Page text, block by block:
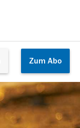
Zum Abo